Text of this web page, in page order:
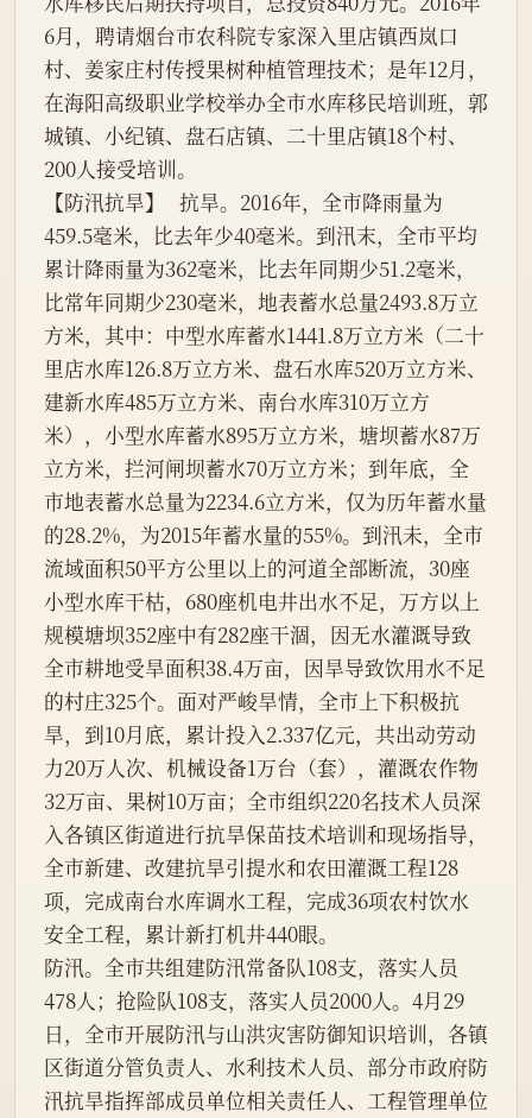
6月，聘请烟台市农科院专家深入里店镇西岚口
村、姜家庄村传授果树种植管理技术；是年12月，
在海阳高级职业学校举办全市水库移民培训班，郭
城镇、小纪镇、盘石店镇、二十里店镇18个村、
200人接受培训。
【防汛抗旱】   抗旱。2016年，全市降雨量为
459.5毫米，比去年少40毫米。到汛末，全市平均
累计降雨量为362毫米，比去年同期少51.2毫米，
比常年同期少230毫米，地表蓄水总量2493.8万立
方米，其中：中型水库蓄水1441.8万立方米（二十
里店水库126.8万立方米、盘石水库520万立方米、
建新水库485万立方米、南台水库310万立方
米），小型水库蓄水895万立方米，塘坝蓄水87万
立方米，拦河闸坝蓄水70万立方米；到年底，全
市地表蓄水总量为2234.6立方米，仅为历年蓄水量
的28.2%，为2015年蓄水量的55%。到汛未，全市
流域面积50平方公里以上的河道全部断流，30座
小型水库干枯，680座机电井出水不足，万方以上
规模塘坝352座中有282座干涸，因无水灌溉导致
全市耕地受旱面积38.4万亩，因旱导致饮用水不足
的村庄325个。面对严峻旱情，全市上下积极抗
旱，到10月底，累计投入2.337亿元，共出动劳动
力20万人次、机械设备1万台（套），灌溉农作物
32万亩、果树10万亩；全市组织220名技术人员深
入各镇区街道进行抗旱保苗技术培训和现场指导，
全市新建、改建抗旱引提水和农田灌溉工程128
项，完成南台水库调水工程，完成36项农村饮水
安全工程，累计新打机井440眼。
防汛。全市共组建防汛常备队108支，落实人员
478人；抢险队108支，落实人员2000人。4月29
日，全市开展防汛与山洪灾害防御知识培训，各镇
区街道分管负责人、水利技术人员、部分市政府防
汛抗旱指挥部成员单位相关责任人、工程管理单位